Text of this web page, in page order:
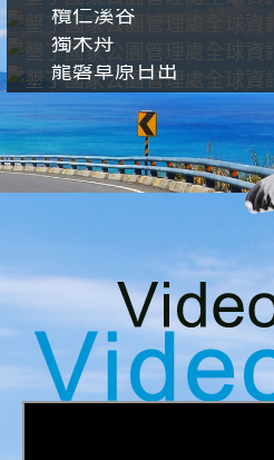
欖仁溪谷
獨木舟
龍磐草原日出